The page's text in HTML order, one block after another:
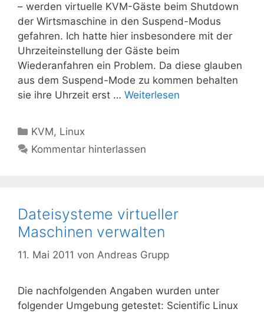
– werden virtuelle KVM-Gäste beim Shutdown
der Wirtsmaschine in den Suspend-Modus
gefahren. Ich hatte hier insbesondere mit der
Uhrzeiteinstellung der Gäste beim
Wiederanfahren ein Problem. Da diese glauben
aus dem Suspend-Mode zu kommen behalten
sie ihre Uhrzeit erst … Weiterlesen
Kategorien
KVM, Linux
Kommentar hinterlassen
Dateisysteme virtueller
Maschinen verwalten
11. Mai 2011 von Andreas Grupp
Die nachfolgenden Angaben wurden unter
folgender Umgebung getestet: Scientific Linux